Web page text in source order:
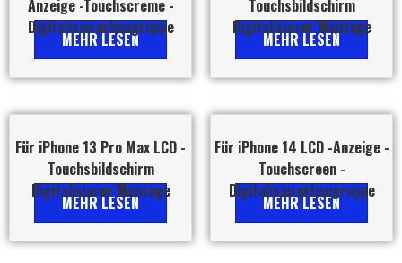
Anzeige -Touchscreme -
Digitalisiererbaugruppe
MEHR LESEN
Touchsbildschirm
Digitalisierer Montage
MEHR LESEN
Für iPhone 13 Pro Max LCD -
Touchsbildschirm
Digitalisierer Montage
MEHR LESEN
Für iPhone 14 LCD -Anzeige -
Touchscreen -
Digitalisiererbaugruppe
MEHR LESEN